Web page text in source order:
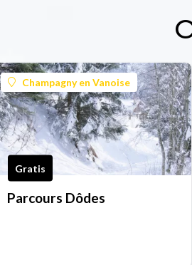
Champagny en Vanoise
Gratis
Parcours Dôdes